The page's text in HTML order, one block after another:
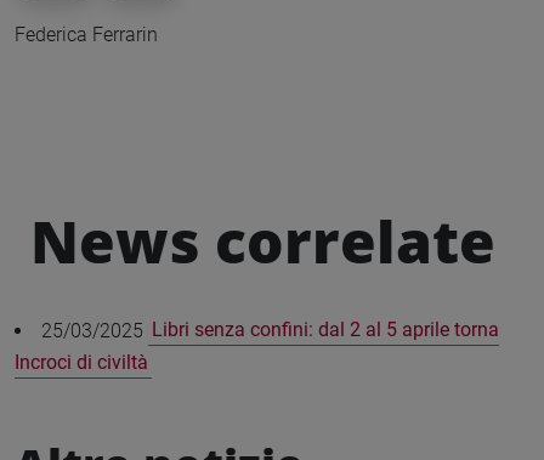
Federica Ferrarin
News correlate
25/03/2025 Libri senza confini: dal 2 al 5 aprile torna
Incroci di civiltà